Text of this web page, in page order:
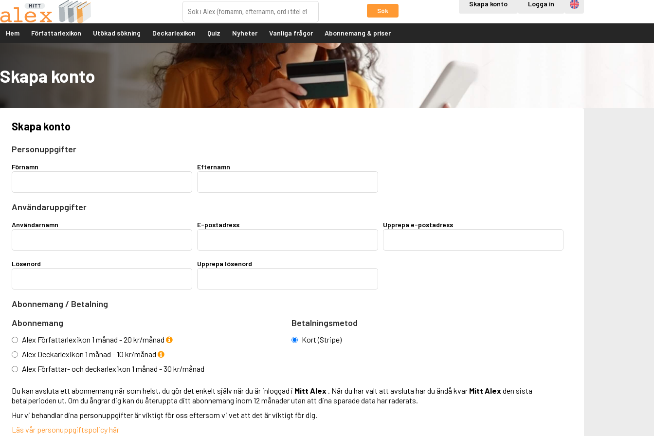
Sök
Skapa konto Logga in Engelska
Hem Författarlexikon Utökad sökning Deckarlexikon Quiz Nyheter Vanliga frågor Abonnemang & priser
Skapa konto
Skapa konto
Personuppgifter
Förnamn Efternamn
Användaruppgifter
Användarnamn E-postadress Upprepa e-postadress
Lösenord Upprepa lösenord
Abonnemang / Betalning
Abonnemang
Alex Författarlexikon 1 månad - 20 kr/månad
Alex Deckarlexikon 1 månad - 10 kr/månad
Alex Författar- och deckarlexikon 1 månad - 30 kr/månad
Betalningsmetod
Kort (Stripe)
Du kan avsluta ett abonnemang när som helst, du gör det enkelt själv när du är inloggad i Mitt Alex . När du har valt att avsluta har du ändå kvar Mitt Alex den sista
betalperioden ut. Om du ångrar dig kan du återuppta ditt abonnemang inom 12 månader utan att dina sparade data har raderats.
Hur vi behandlar dina personuppgifter är viktigt för oss eftersom vi vet att det är viktigt för dig.
Läs vår personuppgiftspolicy här